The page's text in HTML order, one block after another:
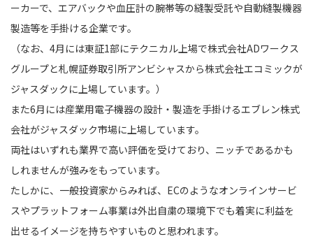
ーカーで、エアバックや血圧計の腕帯等の縫製受託や自動縫製機器
製造等を手掛ける企業です。
（なお、4月には東証1部にテクニカル上場で株式会社ADワークス
グループと札幌証券取引所アンビシャスから株式会社エコミックが
ジャスダックに上場しています。）
また6月には産業用電子機器の設計・製造を手掛けるエブレン株式
会社がジャスダック市場に上場しています。
両社はいずれも業界で高い評価を受けており、ニッチであるかも
しれませんが強みをもっています。
たしかに、一般投資家からみれば、ECのようなオンラインサービ
スやプラットフォーム事業は外出自粛の環境下でも着実に利益を
出せるイメージを持ちやすいものと思われます。